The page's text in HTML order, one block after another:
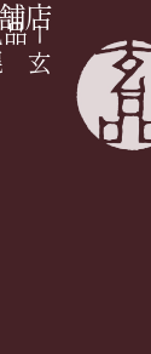
ー
玄
品
札
幌
す
す
き